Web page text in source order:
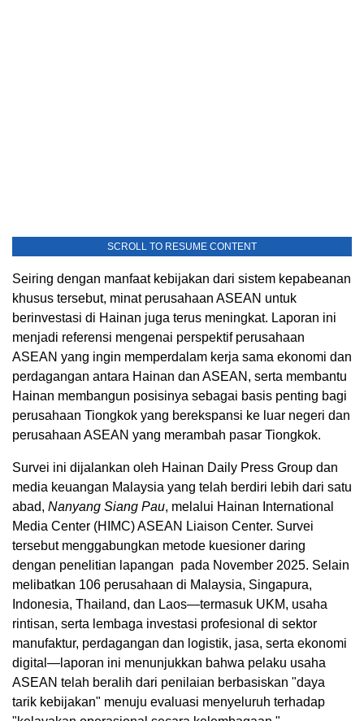
SCROLL TO RESUME CONTENT
Seiring dengan manfaat kebijakan dari sistem kepabeanan
khusus tersebut, minat perusahaan ASEAN untuk
berinvestasi di Hainan juga terus meningkat. Laporan ini
menjadi referensi mengenai perspektif perusahaan
ASEAN yang ingin memperdalam kerja sama ekonomi dan
perdagangan antara Hainan dan ASEAN, serta membantu
Hainan membangun posisinya sebagai basis penting bagi
perusahaan Tiongkok yang berekspansi ke luar negeri dan
perusahaan ASEAN yang merambah pasar Tiongkok.
Survei ini dijalankan oleh Hainan Daily Press Group dan
media keuangan Malaysia yang telah berdiri lebih dari satu
abad, Nanyang Siang Pau, melalui Hainan International
Media Center (HIMC) ASEAN Liaison Center. Survei
tersebut menggabungkan metode kuesioner daring
dengan penelitian lapangan pada November 2025. Selain
melibatkan 106 perusahaan di Malaysia, Singapura,
Indonesia, Thailand, dan Laos—termasuk UKM, usaha
rintisan, serta lembaga investasi profesional di sektor
manufaktur, perdagangan dan logistik, jasa, serta ekonomi
digital—laporan ini menunjukkan bahwa pelaku usaha
ASEAN telah beralih dari penilaian berbasiskan "daya
tarik kebijakan" menuju evaluasi menyeluruh terhadap